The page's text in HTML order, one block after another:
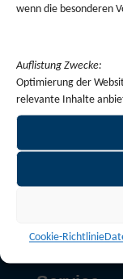
wenn die besonderen
Auflistung Zwecke:
Optimierung der
relevante Inhalte
Cookie-Richtlinie
Wir